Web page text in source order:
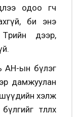
одоо өгч
би энэ
дээр,
АН-ын бүлэг
дамжуулан
хэлж
төлөөлөх